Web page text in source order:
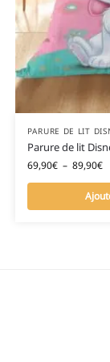
PARURE DE LIT
Parure de lit
69,90€ – 89,90€